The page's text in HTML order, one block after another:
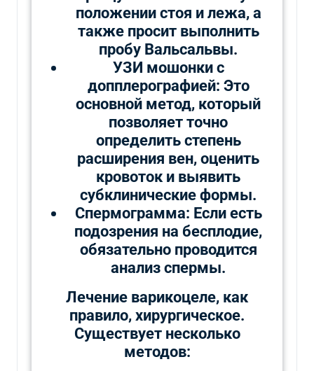
положении стоя и лежа, а
также просит выполнить
пробу Вальсальвы.
УЗИ мошонки с
допплерографией: Это
основной метод, который
позволяет точно
определить степень
расширения вен, оценить
кровоток и выявить
субклинические формы.
Спермограмма: Если есть
подозрения на бесплодие,
обязательно проводится
анализ спермы.
Лечение варикоцеле, как
правило, хирургическое.
Существует несколько
методов: